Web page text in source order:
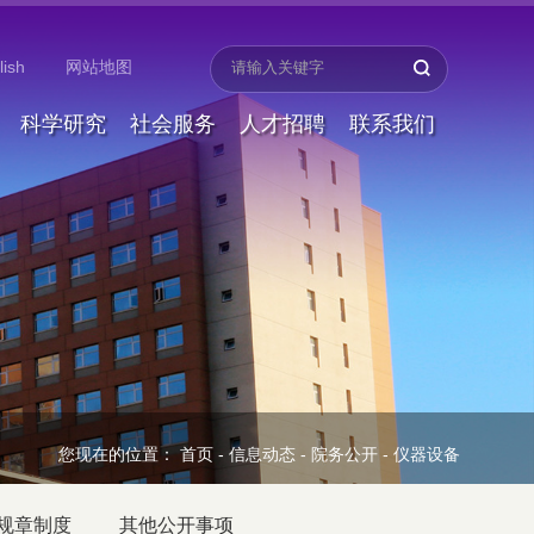
网站地图
科学研究 社会服务 人才招聘 联系我们
您现在的位置： 首页 - 信息动态 - 院务公开 - 仪器设备
章制度 其他公开事项